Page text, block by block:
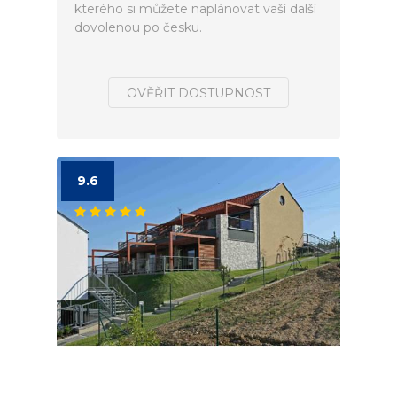
kterého si můžete naplánovat vaší další
dovolenou po česku.
OVĚŘIT DOSTUPNOST
9.6